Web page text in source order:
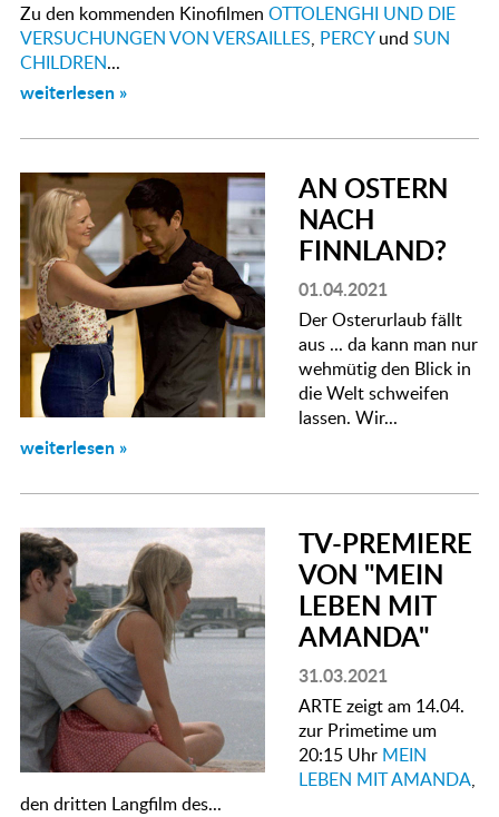
Zu den kommenden Kinofilmen OTTOLENGHI UND DIE
VERSUCHUNGEN VON VERSAILLES, PERCYund SUN
CHILDREN...
weiterlesen »
AN OSTERN
NACH
FINNLAND?
01.04.2021
Der Osterurlaub fällt
aus ... da kann man nur
wehmütig den Blick in
die Welt schweifen
lassen. Wir...
weiterlesen »
TV-PREMIERE
VON "MEIN
LEBEN MIT
AMANDA"
31.03.2021
ARTE zeigt am 14.04.
zur Primetime um
20:15 Uhr MEIN
LEBEN MIT AMANDA,
den dritten Langfilm des...